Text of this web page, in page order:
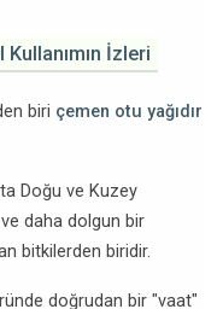
Kullanımın İzleri
biri çemen otu yağıdır
Doğu ve Kuzey
daha dolgun bir
bitkilerden biridir.
doğrudan bir "vaat"